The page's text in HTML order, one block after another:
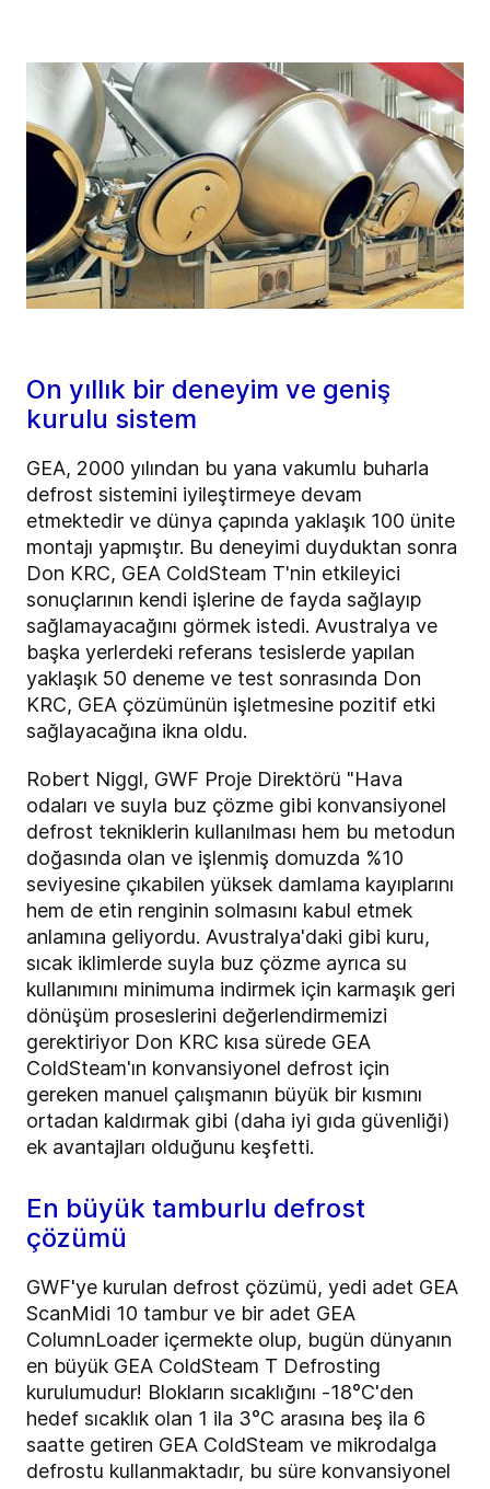
On yıllık bir deneyim ve geniş
kurulu sistem
GEA, 2000 yılından bu yana vakumlu buharla
defrost sistemini iyileştirmeye devam
etmektedir ve dünya çapında yaklaşık 100 ünite
montajı yapmıştır. Bu deneyimi duyduktan sonra
Don KRC, GEA ColdSteam T'nin etkileyici
sonuçlarının kendi işlerine de fayda sağlayıp
sağlamayacağını görmek istedi. Avustralya ve
başka yerlerdeki referans tesislerde yapılan
yaklaşık 50 deneme ve test sonrasında Don
KRC, GEA çözümünün işletmesine pozitif etki
sağlayacağına ikna oldu.
Robert Niggl, GWF Proje Direktörü "Hava
odaları ve suyla buz çözme gibi konvansiyonel
defrost tekniklerin kullanılması hem bu metodun
doğasında olan ve işlenmiş domuzda %10
seviyesine çıkabilen yüksek damlama kayıplarını
hem de etin renginin solmasını kabul etmek
anlamına geliyordu. Avustralya'daki gibi kuru,
sıcak iklimlerde suyla buz çözme ayrıca su
kullanımını minimuma indirmek için karmaşık geri
dönüşüm proseslerini değerlendirmemizi
gerektiriyor Don KRC kısa sürede GEA
ColdSteam'ın konvansiyonel defrost için
gereken manuel çalışmanın büyük bir kısmını
ortadan kaldırmak gibi (daha iyi gıda güvenliği)
ek avantajları olduğunu keşfetti.
En büyük tamburlu defrost
çözümü
GWF'ye kurulan defrost çözümü, yedi adet GEA
ScanMidi 10 tambur ve bir adet GEA
ColumnLoader içermekte olup, bugün dünyanın
en büyük GEA ColdSteam T Defrosting
kurulumudur! Blokların sıcaklığını -18°C'den
hedef sıcaklık olan 1 ila 3°C arasına beş ila 6
saatte getiren GEA ColdSteam ve mikrodalga
defrostu kullanmaktadır, bu süre konvansiyonel